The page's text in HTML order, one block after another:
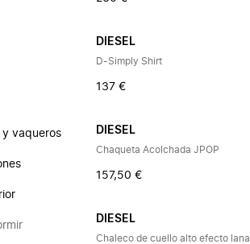
y vaqueros
DIESEL
D-Simply Shirt
137 €
DIESEL
Chaqueta Acolchada JPOP
157,50 €
DIESEL
Chaleco de cuello alto efecto lana